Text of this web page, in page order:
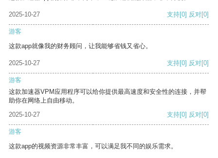
2025-10-27 支持[0] 反对[0]
游客
这款app就像我的财务顾问，让我能够省钱又省心。
2025-10-27 支持[0] 反对[0]
游客
这款加速器VPM应用程序可以给你提供最高速度和安全性的连接，并帮
助你在网络上自由移动。
2025-10-27
支持[0] 反对[0]
游客
这款app的视频资源非常丰富，可以满足我不同的娱乐需求。